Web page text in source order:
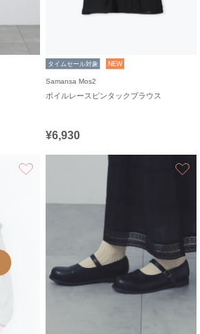
タイムセール対象 NEW
Samansa Mos2
ボイルレースピンタックブラウス
¥6,930